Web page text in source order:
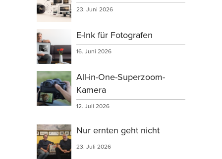
23. Juni 2026
E-Ink für Fotografen
16. Juni 2026
All-in-One-Superzoom-
Kamera
12. Juli 2026
Nur ernten geht nicht
23. Juli 2026